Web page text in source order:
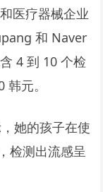
医疗器械企业
和 Naver
4 到 10 个检
元。
她的孩子在使
检测出流感呈